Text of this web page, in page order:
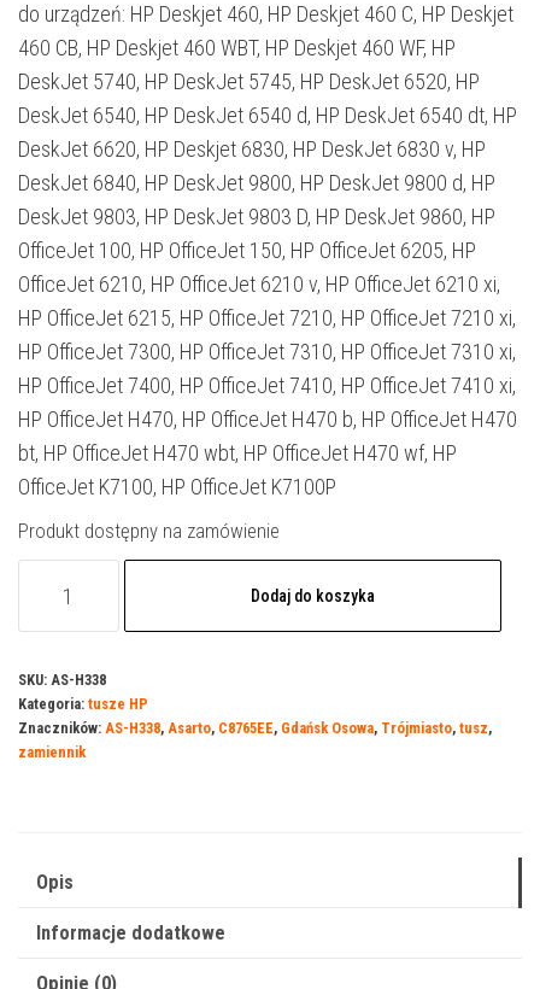
do urządzeń: HP Deskjet 460, HP Deskjet 460 C, HP Deskjet
460 CB, HP Deskjet 460 WBT, HP Deskjet 460 WF, HP
DeskJet 5740, HP DeskJet 5745, HP DeskJet 6520, HP
DeskJet 6540, HP DeskJet 6540 d, HP DeskJet 6540 dt, HP
DeskJet 6620, HP Deskjet 6830, HP DeskJet 6830 v, HP
DeskJet 6840, HP DeskJet 9800, HP DeskJet 9800 d, HP
DeskJet 9803, HP DeskJet 9803 D, HP DeskJet 9860, HP
OfficeJet 100, HP OfficeJet 150, HP OfficeJet 6205, HP
OfficeJet 6210, HP OfficeJet 6210 v, HP OfficeJet 6210 xi,
HP OfficeJet 6215, HP OfficeJet 7210, HP OfficeJet 7210 xi,
HP OfficeJet 7300, HP OfficeJet 7310, HP OfficeJet 7310 xi,
HP OfficeJet 7400, HP OfficeJet 7410, HP OfficeJet 7410 xi,
HP OfficeJet H470, HP OfficeJet H470 b, HP OfficeJet H470
bt, HP OfficeJet H470 wbt, HP OfficeJet H470 wf, HP
OfficeJet K7100, HP OfficeJet K7100P
Produkt dostępny na zamówienie
do
HP
338B
576
black
Dodaj do koszyka
SKU: AS-H338
Kategoria: tusze HP
Znaczników: AS-H338, Asarto, C8765EE, Gdańsk Osowa, Trójmiasto, tusz,
zamiennik
Opis
Informacje dodatkowe
Opinie (0)